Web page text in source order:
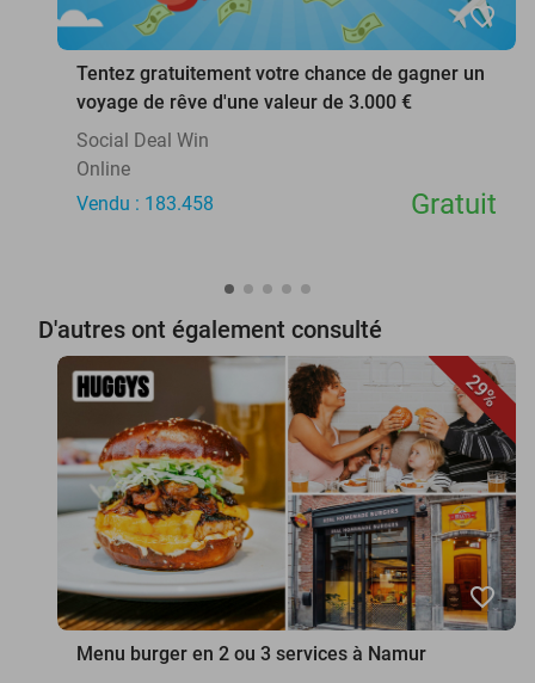
favorite_border
Tentez gratuitement votre chance de gagner un
voyage de rêve d'une valeur de 3.000 €
Social Deal Win
Online
Vendu : 183.458
Gratuit
D'autres ont également consulté
29%
favorite_border
Menu burger en 2 ou 3 services à Namur